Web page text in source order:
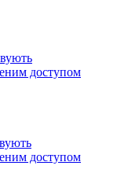
доступом
доступом